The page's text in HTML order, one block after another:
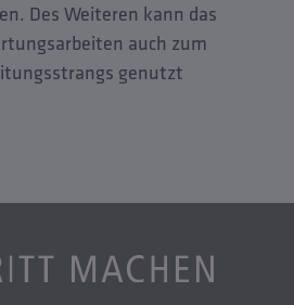
Des Weiteren kann das
auch zum
genutzt